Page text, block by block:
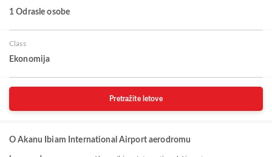
1 Odrasle osobe
Class
Ekonomija
Pretražite letove
O Akanu Ibiam International Airport aerodromu